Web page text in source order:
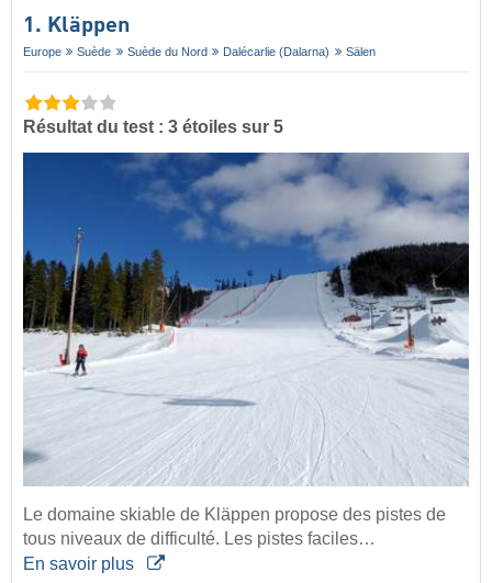
1. Kläppen
Europe Suède Suède du Nord Dalécarlie (Dalarna) Sälen
Résultat du test : 3 étoiles sur 5
Le domaine skiable de Kläppen propose des pistes de
tous niveaux de difficulté. Les pistes faciles…
En savoir plus